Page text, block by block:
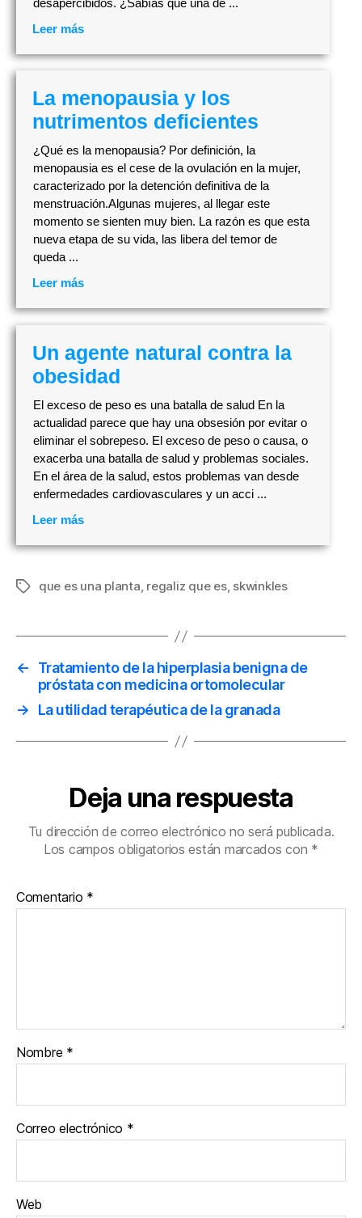
desapercibidos. ¿Sabías que una de ...
Leer más
La menopausia y los
nutrimentos deficientes
¿Qué es la menopausia? Por definición, la
menopausia es el cese de la ovulación en la mujer,
caracterizado por la detención definitiva de la
menstruación.Algunas mujeres, al llegar este
momento se sienten muy bien. La razón es que esta
nueva etapa de su vida, las libera del temor de
queda ...
Leer más
Un agente natural contra la
obesidad
El exceso de peso es una batalla de salud En la
actualidad parece que hay una obsesión por evitar o
eliminar el sobrepeso. El exceso de peso o causa, o
exacerba una batalla de salud y problemas sociales.
En el área de la salud, estos problemas van desde
enfermedades cardiovasculares y un acci ...
Leer más
Etiquetas
que es una planta, regaliz que es, skwinkles
←
Tratamiento de la hiperplasia benigna de
próstata con medicina ortomolecular
→
La utilidad terapéutica de la granada
Deja una respuesta
Tu dirección de correo electrónico no será publicada.
Los campos obligatorios están marcados con *
Comentario *
Nombre *
Correo electrónico *
Web